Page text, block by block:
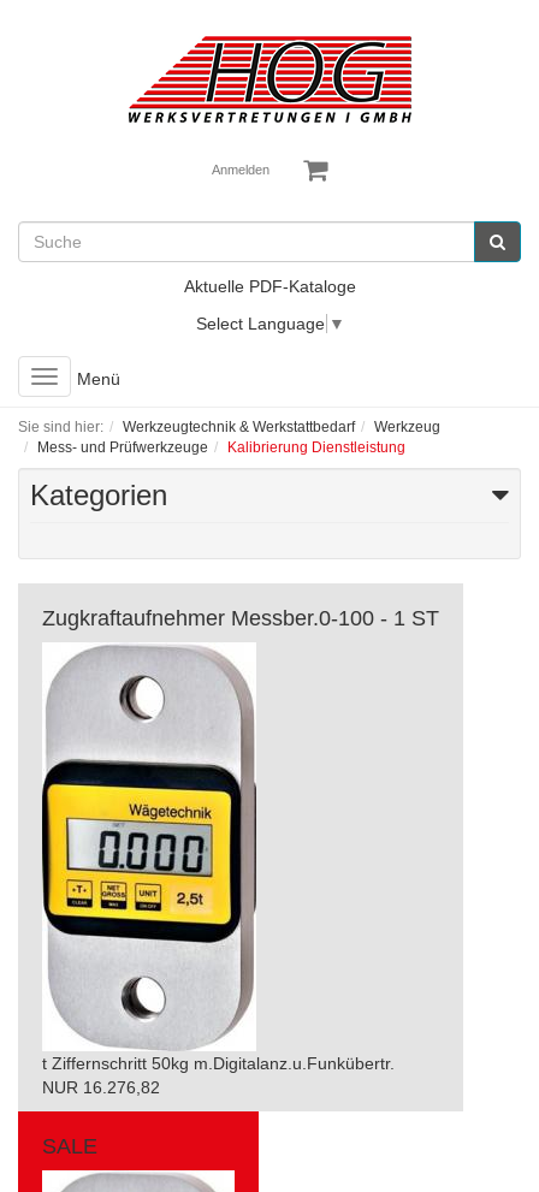
Anmelden
Aktuelle PDF-Kataloge
Select Language ▼
Toggle
navigation
Menü
Sie sind hier: Werkzeugtechnik & Werkstattbedarf
Werkzeug
Mess- und Prüfwerkzeuge
Kalibrierung Dienstleistung
Kategorien
Zugkraftaufnehmer Messber.0-100 - 1 ST
t Ziffernschritt 50kg m.Digitalanz.u.Funkübertr.
NUR 16.276,82
SALE